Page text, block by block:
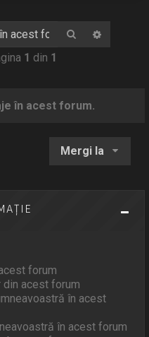
Căutare
1 din 1
în acest forum.
Mergi la
forum
acest forum
în acest
în acest forum